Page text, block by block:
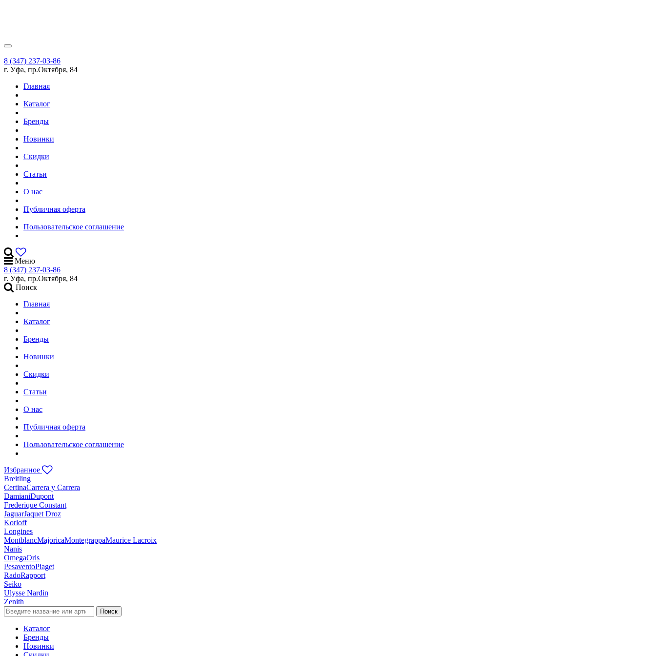
8 (347) 237-03-86
г. Уфа, пр.Октября, 84
Главная
Каталог
Бренды
Новинки
Скидки
Статьи
О нас
Публичная оферта
Пользовательское соглашение
Меню
8 (347) 237-03-86
г. Уфа, пр.Октября, 84
Поиск
Главная
Каталог
Бренды
Новинки
Скидки
Статьи
О нас
Публичная оферта
Пользовательское соглашение
Избранное
Breitling
CertinaCarrera y Carrera
DamianiDupont
Frederique Constant
JaguarJaquet Droz
Korloff
Longines
MontblancMajoricaMontegrappaMaurice Lacroix
Nanis
OmegaOris
PesaventoPiaget
RadoRapport
Seiko
Ulysse Nardin
Zenith
Поиск
Каталог
Бренды
Новинки